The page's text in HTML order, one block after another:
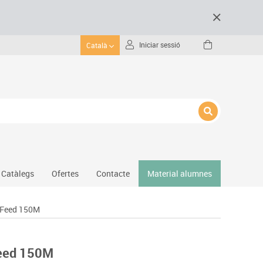
Català Iniciar sessió
Gimnàs
Protecció esportiva
Catàlegs Ofertes Contacte Material alumnes
150M
150M